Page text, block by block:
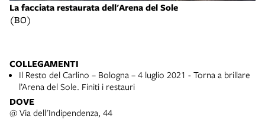
La facciata restaurata dell'Arena del Sole
(BO)
COLLEGAMENTI
Il Resto del Carlino – Bologna – 4 luglio 2021 - Torna a brillare
l’Arena del Sole. Finiti i restauri
DOVE
@ Via dell'Indipendenza, 44